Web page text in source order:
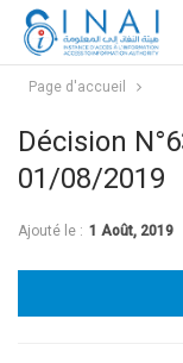
Page d'accueil
Décision
01/08/2019
Ajouté le : 1 Août, 2019